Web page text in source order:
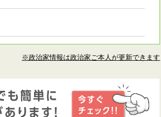
※政治家情報は政治家ご本人が更新できます